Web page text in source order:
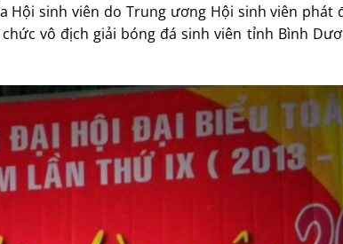
sinh viên do Trung ương Hội sinh viên phát
vô địch giải bóng đá sinh viên tỉnh Bình